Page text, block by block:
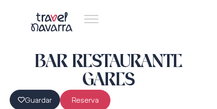
BAR RESTAURANTE
GARES
Guardar Reserva